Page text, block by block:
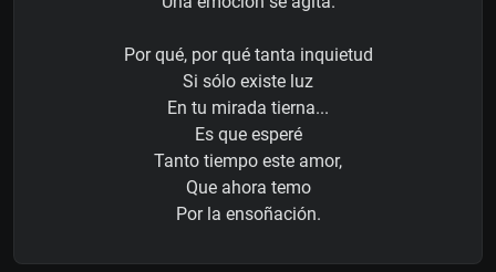
Por qué, por qué tanta inquietud
Si sólo existe luz
En tu mirada tierna...
Es que esperé
Tanto tiempo este amor,
Que ahora temo
Por la ensoñación.